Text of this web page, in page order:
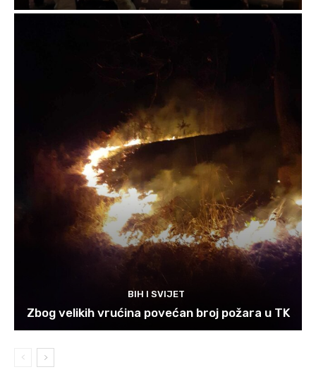
BIH I SVIJET
Zbog velikih vrućina povećan broj požara u TK